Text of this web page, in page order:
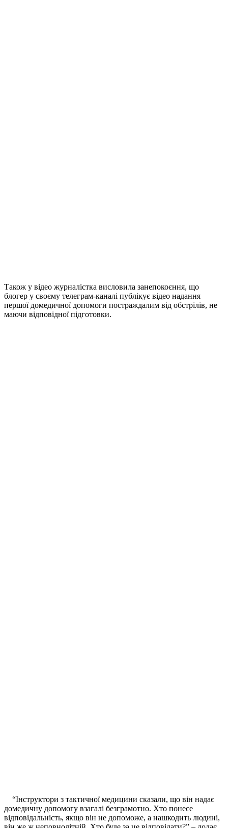
Також у відео журналістка висловила занепокоєння, що
блогер у своєму телеграм-каналі публікує відео надання
першої домедичної допомоги постраждалим від обстрілів, не
маючи відповідної підготовки.
“Інструктори з тактичної медицини сказали, що він надає
домедичну допомогу взагалі безграмотно. Хто понесе
відповідальність, якщо він не допоможе, а нашкодить людині,